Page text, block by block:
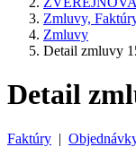
Zmluvy,
Zmluvy
Detail zmluvy
Detail
Faktúry |